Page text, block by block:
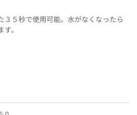
５秒で使用可能。水がなくなったら
。